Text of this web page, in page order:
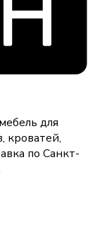
для
кроватей,
по Санкт-